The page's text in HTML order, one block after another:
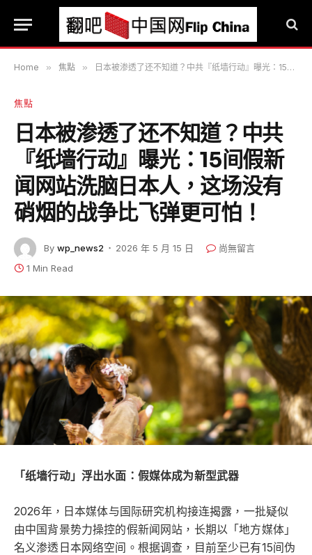
Home » 焦點 » 日本被渗透了还不知道？中共『纸墙行动』曝光：15间假新闻网站洗脑日本人，这场没有硝烟的战争比飞弹更可怕！
焦點
日本被渗透了还不知道？中共
『纸墙行动』曝光：15间假新
闻网站洗脑日本人，这场没有
硝烟的战争比飞弹更可怕！
By wp_news2 2026 年 5 月 15 日
尚無留言
1 Min Read
「纸墙行动」浮出水面：假媒体成为新型武器
2026年，日本媒体与国际研究机构接连揭露，一批疑似
由中国背景势力操控的假新闻网站，长期以「地方媒体」
名义渗透日本网络空间。根据调查，目前至少已有15间伪